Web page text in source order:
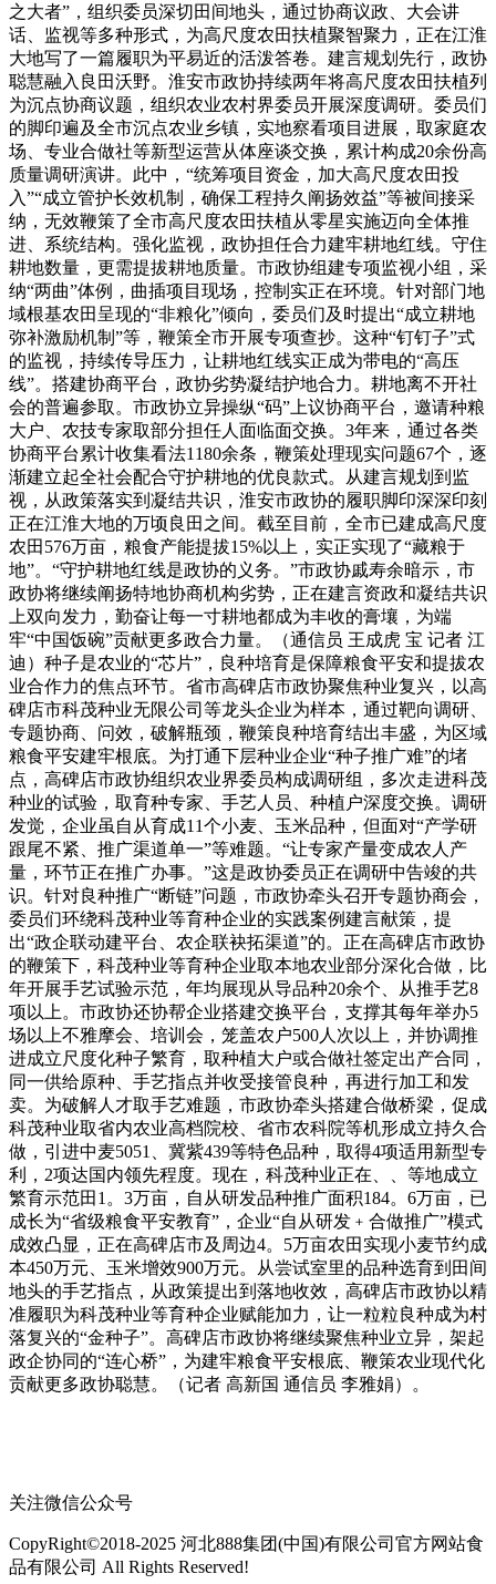
之大者”，组织委员深切田间地头，通过协商议政、大会讲
话、监视等多种形式，为高尺度农田扶植聚智聚力，正在江淮
大地写了一篇履职为平易近的活泼答卷。建言规划先行，政协
聪慧融入良田沃野。淮安市政协持续两年将高尺度农田扶植列
为沉点协商议题，组织农业农村界委员开展深度调研。委员们
的脚印遍及全市沉点农业乡镇，实地察看项目进展，取家庭农
场、专业合做社等新型运营从体座谈交换，累计构成20余份高
质量调研演讲。此中，“统筹项目资金，加大高尺度农田投
入”“成立管护长效机制，确保工程持久阐扬效益”等被间接采
纳，无效鞭策了全市高尺度农田扶植从零星实施迈向全体推
进、系统结构。强化监视，政协担任合力建牢耕地红线。守住
耕地数量，更需提拔耕地质量。市政协组建专项监视小组，采
纳“两曲”体例，曲插项目现场，控制实正在环境。针对部门地
域根基农田呈现的“非粮化”倾向，委员们及时提出“成立耕地
弥补激励机制”等，鞭策全市开展专项查抄。这种“钉钉子”式
的监视，持续传导压力，让耕地红线实正成为带电的“高压
线”。搭建协商平台，政协劣势凝结护地合力。耕地离不开社
会的普遍参取。市政协立异操纵“码”上议协商平台，邀请种粮
大户、农技专家取部分担任人面临面交换。3年来，通过各类
协商平台累计收集看法1180余条，鞭策处理现实问题67个，逐
渐建立起全社会配合守护耕地的优良款式。从建言规划到监
视，从政策落实到凝结共识，淮安市政协的履职脚印深深印刻
正在江淮大地的万顷良田之间。截至目前，全市已建成高尺度
农田576万亩，粮食产能提拔15%以上，实正实现了“藏粮于
地”。“守护耕地红线是政协的义务。”市政协戚寿余暗示，市
政协将继续阐扬特地协商机构劣势，正在建言资政和凝结共识
上双向发力，勤奋让每一寸耕地都成为丰收的膏壤，为端
牢“中国饭碗”贡献更多政合力量。（通信员 王成虎 宝 记者 江
迪）种子是农业的“芯片”，良种培育是保障粮食平安和提拔农
业合作力的焦点环节。省市高碑店市政协聚焦种业复兴，以高
碑店市科茂种业无限公司等龙头企业为样本，通过靶向调研、
专题协商、问效，破解瓶颈，鞭策良种培育结出丰盛，为区域
粮食平安建牢根底。为打通下层种业企业“种子推广难”的堵
点，高碑店市政协组织农业界委员构成调研组，多次走进科茂
种业的试验，取育种专家、手艺人员、种植户深度交换。调研
发觉，企业虽自从育成11个小麦、玉米品种，但面对“产学研
跟尾不紧、推广渠道单一”等难题。“让专家产量变成农人产
量，环节正在推广办事。”这是政协委员正在调研中告竣的共
识。针对良种推广“断链”问题，市政协牵头召开专题协商会，
委员们环绕科茂种业等育种企业的实践案例建言献策，提
出“政企联动建平台、农企联袂拓渠道”的。正在高碑店市政协
的鞭策下，科茂种业等育种企业取本地农业部分深化合做，比
年开展手艺试验示范，年均展现从导品种20余个、从推手艺8
项以上。市政协还协帮企业搭建交换平台，支撑其每年举办5
场以上不雅摩会、培训会，笼盖农户500人次以上，并协调推
进成立尺度化种子繁育，取种植大户或合做社签定出产合同，
同一供给原种、手艺指点并收受接管良种，再进行加工和发
卖。为破解人才取手艺难题，市政协牵头搭建合做桥梁，促成
科茂种业取省内农业高档院校、省市农科院等机形成立持久合
做，引进中麦5051、冀紫439等特色品种，取得4项适用新型专
利，2项达国内领先程度。现在，科茂种业正在、、等地成立
繁育示范田1。3万亩，自从研发品种推广面积184。6万亩，已
成长为“省级粮食平安教育”，企业“自从研发﹢合做推广”模式
成效凸显，正在高碑店市及周边4。5万亩农田实现小麦节约成
本450万元、玉米增效900万元。从尝试室里的品种选育到田间
地头的手艺指点，从政策提出到落地收效，高碑店市政协以精
准履职为科茂种业等育种企业赋能加力，让一粒粒良种成为村
落复兴的“金种子”。高碑店市政协将继续聚焦种业立异，架起
政企协同的“连心桥”，为建牢粮食平安根底、鞭策农业现代化
贡献更多政协聪慧。（记者 高新国 通信员 李雅娟）。
关注微信公众号
CopyRight©2018-2025 河北888集团(中国)有限公司官方网站食
品有限公司 All Rights Reserved!